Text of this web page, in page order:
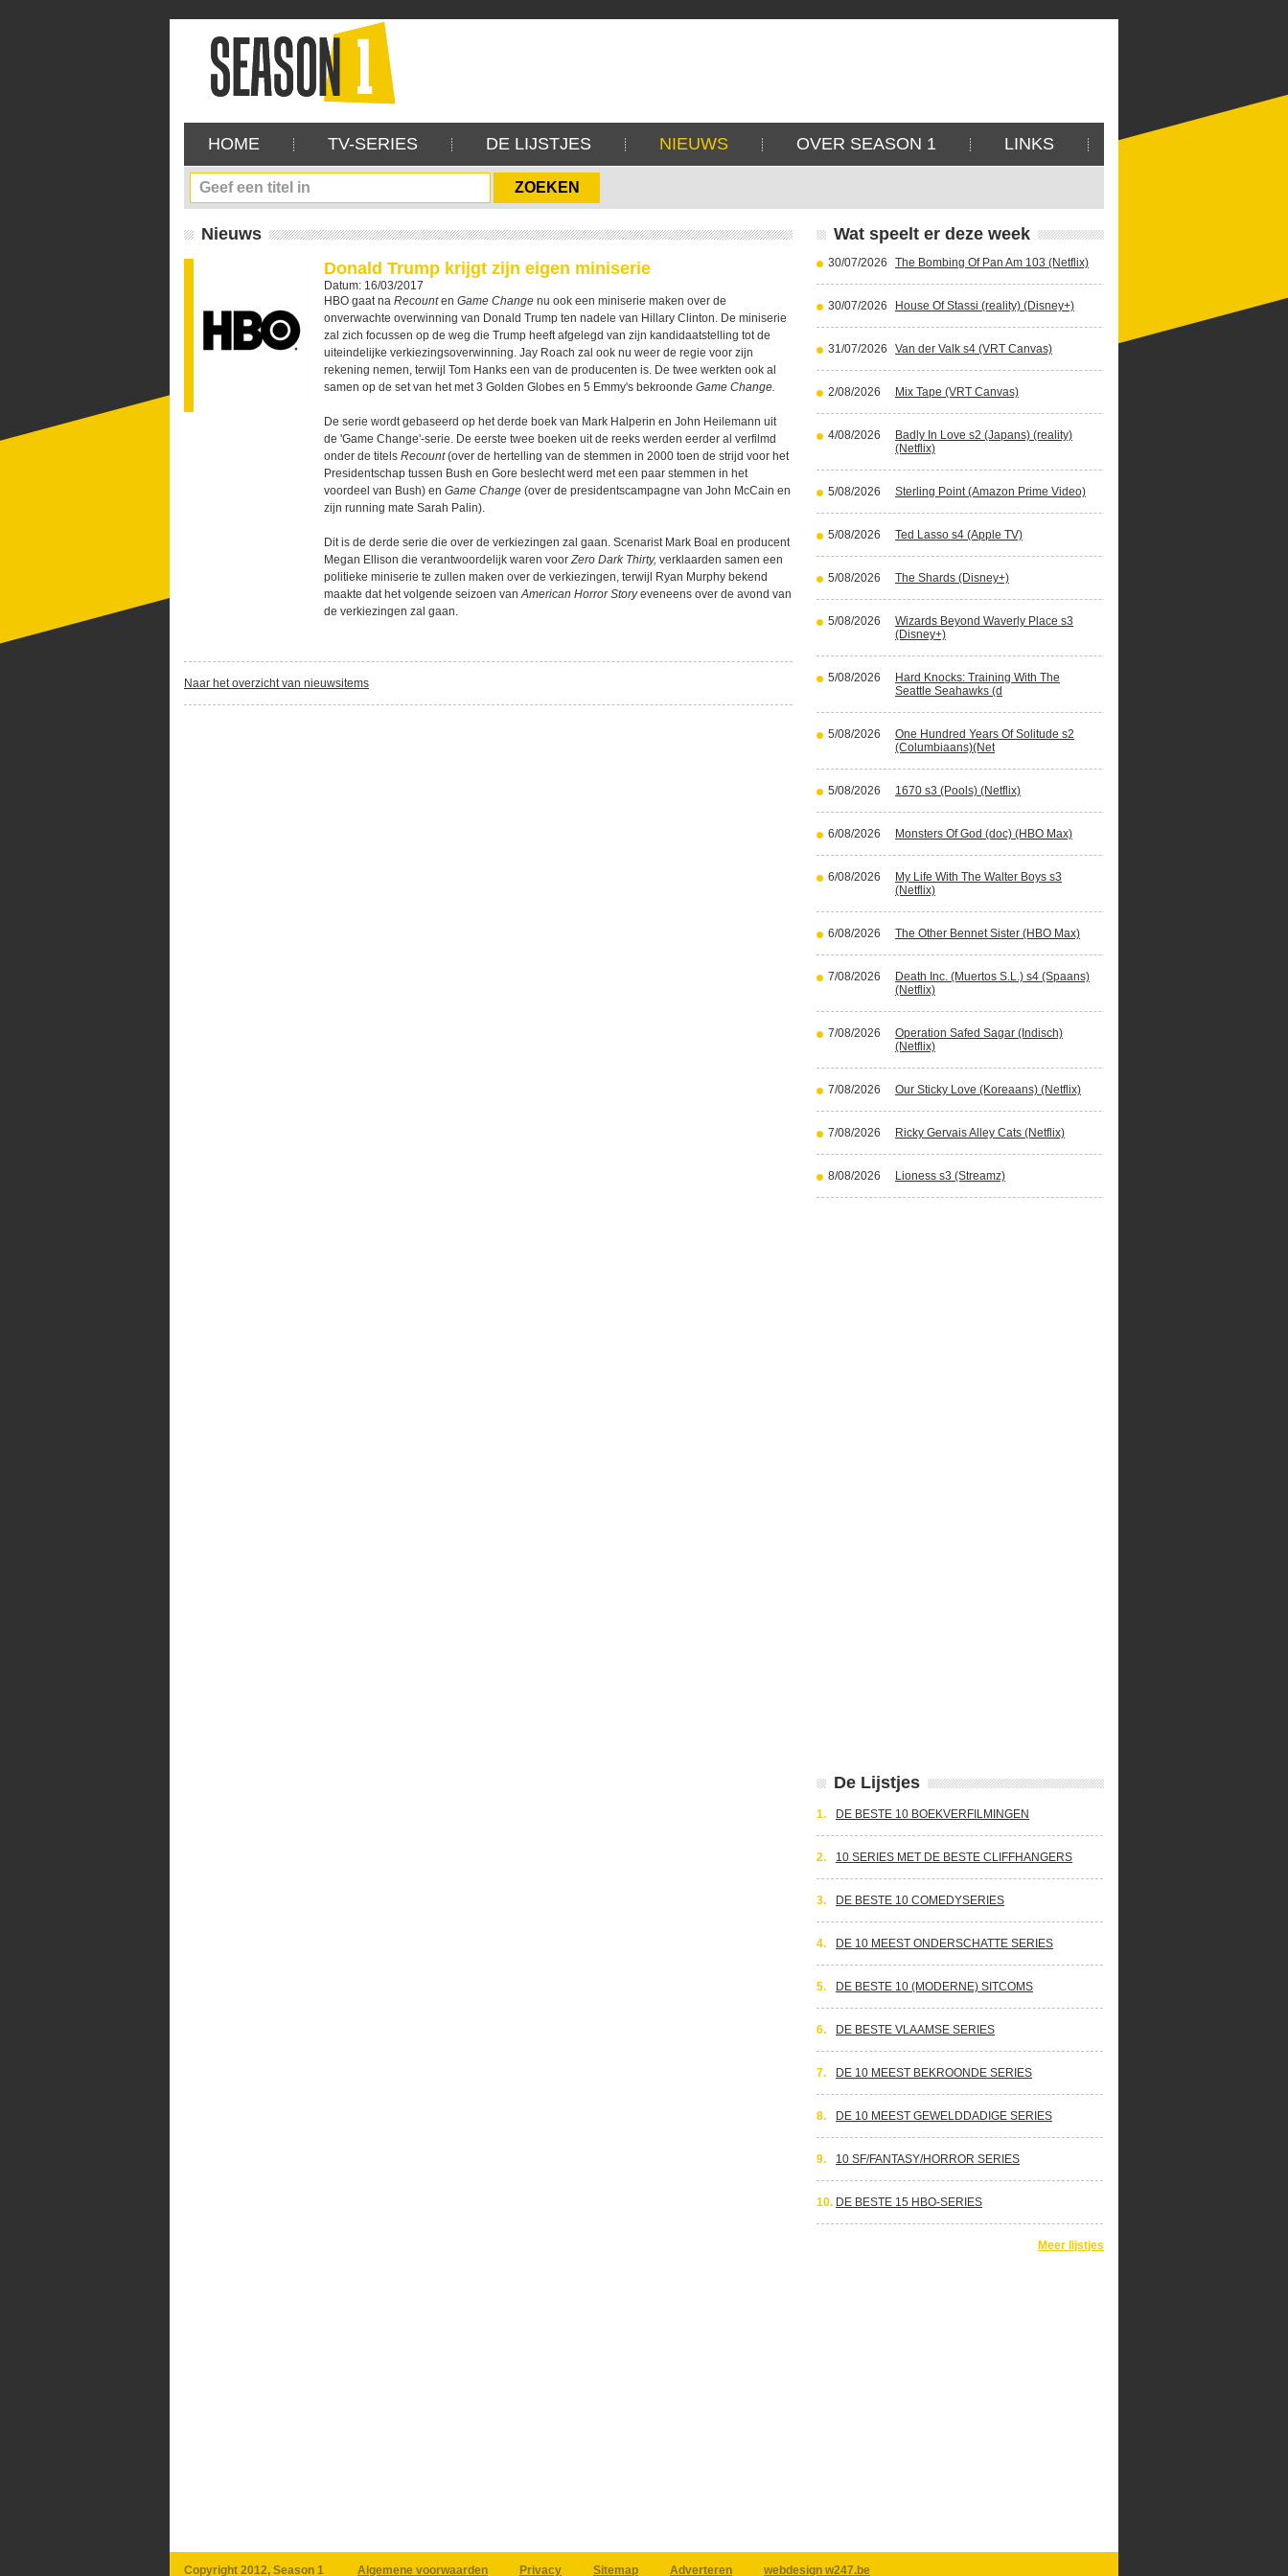
HOME TV-SERIES DE LIJSTJES NIEUWS OVER SEASON 1 LINKS
Nieuws
Donald Trump krijgt zijn eigen miniserie
Datum: 16/03/2017
HBO gaat na Recounten Game Change nu ook een miniserie maken over de
onverwachte overwinning van Donald Trump ten nadele van Hillary Clinton. De miniserie
zal zich focussen op de weg die Trump heeft afgelegd van zijn kandidaatstelling tot de
uiteindelijke verkiezingsoverwinning. Jay Roach zal ook nu weer de regie voor zijn
rekening nemen, terwijl Tom Hanks een van de producenten is. De twee werkten ook al
samen op de set van het met 3 Golden Globes en 5 Emmy's bekroonde Game Change.
De serie wordt gebaseerd op het derde boek van Mark Halperin en John Heilemann uit
de 'Game Change'-serie. De eerste twee boeken uit de reeks werden eerder al verfilmd
onder de titels Recount(over de hertelling van de stemmen in 2000 toen de strijd voor het
Presidentschap tussen Bush en Gore beslecht werd met een paar stemmen in het
voordeel van Bush) en Game Change (over de presidentscampagne van John McCain en
zijn running mate Sarah Palin).
Dit is de derde serie die over de verkiezingen zal gaan. Scenarist Mark Boal en producent
Megan Ellison die verantwoordelijk waren voorZero Dark Thirty, verklaarden samen een
politieke miniserie te zullen maken over de verkiezingen, terwijl Ryan Murphy bekend
maakte dat het volgende seizoen vanAmerican Horror Storyeveneens over de avond van
de verkiezingen zal gaan.
Naar het overzicht van nieuwsitems
Wat speelt er deze week
30/07/2026 The Bombing Of Pan Am 103 (Netflix)
30/07/2026 House Of Stassi (reality) (Disney+)
31/07/2026 Van der Valk s4 (VRT Canvas)
2/08/2026 Mix Tape (VRT Canvas)
4/08/2026
Badly In Love s2 (Japans) (reality)
(Netflix)
5/08/2026 Sterling Point (Amazon Prime Video)
5/08/2026 Ted Lasso s4 (Apple TV)
5/08/2026 The Shards (Disney+)
5/08/2026
Wizards Beyond Waverly Place s3
(Disney+)
5/08/2026
Hard Knocks: Training With The
Seattle Seahawks (d
5/08/2026
One Hundred Years Of Solitude s2
(Columbiaans)(Net
5/08/2026 1670 s3 (Pools) (Netflix)
6/08/2026 Monsters Of God (doc) (HBO Max)
6/08/2026
My Life With The Walter Boys s3
(Netflix)
6/08/2026 The Other Bennet Sister (HBO Max)
7/08/2026
Death Inc. (Muertos S.L.) s4 (Spaans)
(Netflix)
7/08/2026
Operation Safed Sagar (Indisch)
(Netflix)
7/08/2026 Our Sticky Love (Koreaans) (Netflix)
7/08/2026 Ricky Gervais Alley Cats (Netflix)
8/08/2026 Lioness s3 (Streamz)
De Lijstjes
1. DE BESTE 10 BOEKVERFILMINGEN
2. 10 SERIES MET DE BESTE CLIFFHANGERS
3. DE BESTE 10 COMEDYSERIES
4. DE 10 MEEST ONDERSCHATTE SERIES
5. DE BESTE 10 (MODERNE) SITCOMS
6. DE BESTE VLAAMSE SERIES
7. DE 10 MEEST BEKROONDE SERIES
8. DE 10 MEEST GEWELDDADIGE SERIES
9. 10 SF/FANTASY/HORROR SERIES
10. DE BESTE 15 HBO-SERIES
Meer lijstjes
Copyright 2012, Season 1 Algemene voorwaarden Privacy Sitemap Adverteren webdesign w247.be